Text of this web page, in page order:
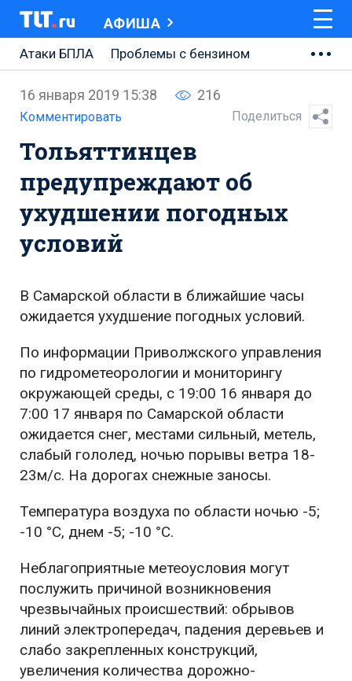
АФИША
Атаки БПЛА
Проблемы с бензином
Ремонт Центральной площади
Ремонт Обводного шоссе
Набережная Тольятти
Неделя Тольятти
16 января 2019 15:38 216
Комментировать Поделиться
Тольяттинцев
предупреждают об
ухудшении погодных
условий
В Самарской области в ближайшие часы
ожидается ухудшение погодных условий.
По информации Приволжского управления
по гидрометеорологии и мониторингу
окружающей среды, с 19:00 16 января до
7:00 17 января по Самарской области
ожидается снег, местами сильный, метель,
слабый гололед, ночью порывы ветра 18-
23м/с. На дорогах снежные заносы.
Температура воздуха по области ночью -5;
-10 °С, днем -5; -10 °С.
Неблагоприятные метеоусловия могут
послужить причиной возникновения
чрезвычайных происшествий: обрывов
линий электропередач, падения деревьев и
слабо закрепленных конструкций,
увеличения количества дорожно-